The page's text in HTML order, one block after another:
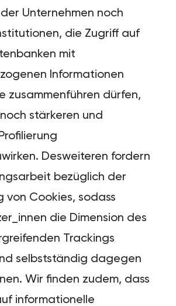
Unternehmen noch
die Zugriff auf
mit
Informationen
zusammenführen dürfen,
stärkeren und
Desweiteren fordern
bezüglich der
von Cookies, sodass
die Dimension des
Trackings
selbstständig dagegen
Wir finden zudem, dass
informationelle